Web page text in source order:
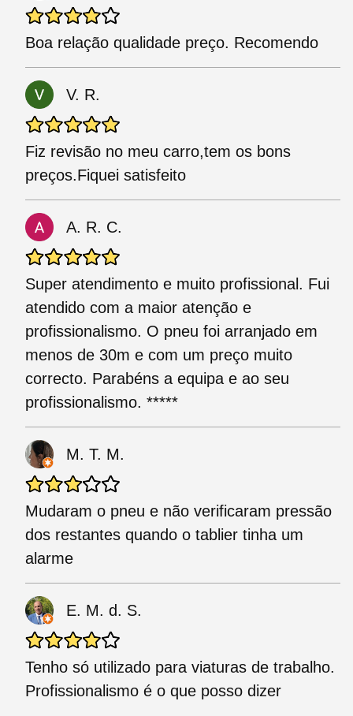
Boa relação qualidade preço. Recomendo
V. R.
Fiz revisão no meu carro,tem os bons
preços.Fiquei satisfeito
A. R. C.
Super atendimento e muito profissional. Fui
atendido com a maior atenção e
profissionalismo. O pneu foi arranjado em
menos de 30m e com um preço muito
correcto. Parabéns a equipa e ao seu
profissionalismo. *****
M. T. M.
Mudaram o pneu e não verificaram pressão
dos restantes quando o tablier tinha um
alarme
E. M. d. S.
Tenho só utilizado para viaturas de trabalho.
Profissionalismo é o que posso dizer